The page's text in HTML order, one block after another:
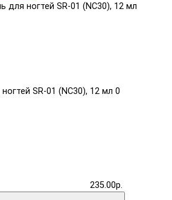
для ногтей SR-01 (NC30), 12 мл
SR-01 (NC30), 12 мл 0
235.00р.